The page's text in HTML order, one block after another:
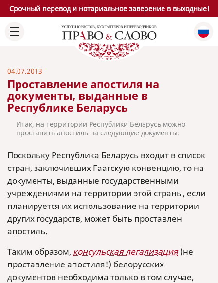
Срочный перевод и нотариальное заверение в выходные!
04.07.2013
Проставление апостиля на
документы, выданные в
Республике Беларусь
Итак, на территории Республики Беларусь можно
проставить апостиль на следующие документы:
Поскольку Республика Беларусь входит в список
стран, заключивших Гаагскую конвенцию, то на
документы, выданные государственными
учреждениями на территории этой страны, если
планируется их использование на территории
других государств, может быть проставлен
апостиль.
Таким образом, консульская легализация(не
проставление апостиля!) белорусских
документов необходима только в том случае,